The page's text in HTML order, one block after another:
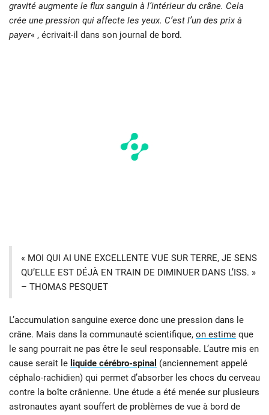
gravité augmente le flux sanguin à l’intérieur du crâne. Cela
crée une pression qui affecte les yeux. C’est l’un des prix à
payer« , écrivait-il dans son journal de bord.
« MOI QUI AI UNE EXCELLENTE VUE SUR TERRE, JE SENS
QU’ELLE EST DÉJÀ EN TRAIN DE DIMINUER DANS L’ISS. »
– THOMAS PESQUET
L’accumulation sanguine exerce donc une pression dans le
crâne. Mais dans la communauté scientifique, on estime que
le sang pourrait ne pas être le seul responsable. L’autre mis en
cause serait le liquide cérébro-spinal (anciennement appelé
céphalo-rachidien) qui permet d’absorber les chocs du cerveau
contre la boîte crânienne. Une étude a été menée sur plusieurs
astronautes ayant souffert de problèmes de vue à bord de